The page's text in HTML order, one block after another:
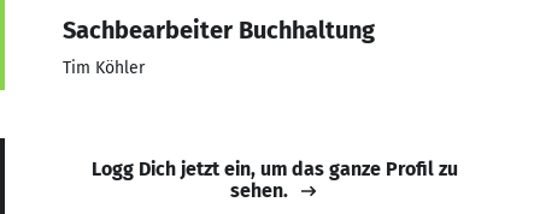
Sachbearbeiter Buchhaltung
Tim Köhler
Logg Dich jetzt ein, um das ganze Profil zu
sehen.